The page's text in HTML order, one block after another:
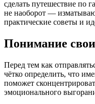
сделать путешествие по
не наоборот —
практические советы и
Понимание
Перед тем как
чётко определить, что
поможет
эмоционального